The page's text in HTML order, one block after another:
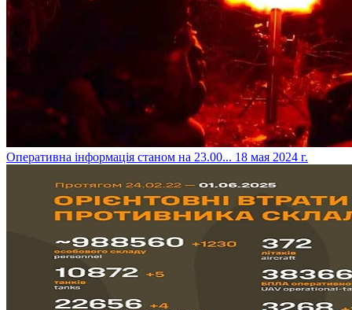
​Оперативна інформація станом на 23.00... 18 мая 2024 г.